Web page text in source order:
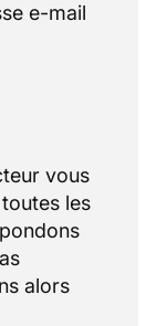
e-mail
vous
les
alors